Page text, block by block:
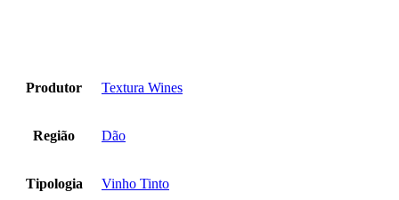
Produtor Textura Wines
Região Dão
Tipologia Vinho Tinto